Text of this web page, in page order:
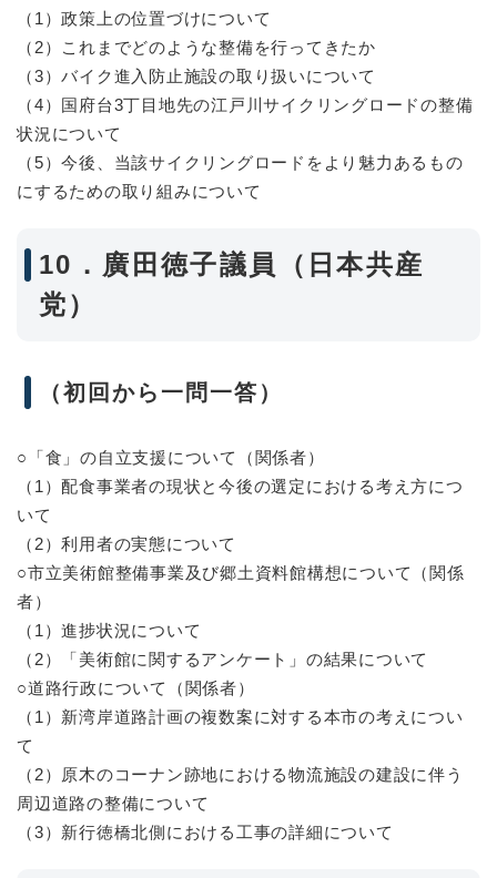
（1）政策上の位置づけについて
（2）これまでどのような整備を行ってきたか
（3）バイク進入防止施設の取り扱いについて
（4）国府台3丁目地先の江戸川サイクリングロードの整備
状況について
（5）今後、当該サイクリングロードをより魅力あるもの
にするための取り組みについて
10．廣田徳子議員（日本共産
党）
（初回から一問一答）
○「食」の自立支援について（関係者）
（1）配食事業者の現状と今後の選定における考え方につ
いて
（2）利用者の実態について
○市立美術館整備事業及び郷土資料館構想について（関係
者）
（1）進捗状況について
（2）「美術館に関するアンケート」の結果について
○道路行政について（関係者）
（1）新湾岸道路計画の複数案に対する本市の考えについ
て
（2）原木のコーナン跡地における物流施設の建設に伴う
周辺道路の整備について
（3）新行徳橋北側における工事の詳細について